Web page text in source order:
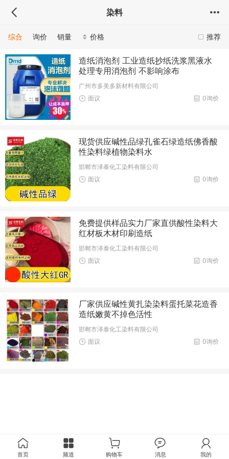
染料
推荐
综合 询价 销量 价格
造纸消泡剂 工业造纸抄纸洗浆黑液水
处理专用消泡剂 不影响涂布
广州市多美多新材料有限公司
0询价
面议
现货供应碱性品绿孔雀石绿造纸佛香酸
性染料绿植物染料水
邯郸市泽泰化工染料有限公司
0询价
面议
免费提供样品实力厂家直供酸性染料大
红材板木材印刷造纸
邯郸市泽泰化工染料有限公司
0询价
面议
厂家供应碱性黄扎染染料蛋托菜花造香
造纸嫩黄不掉色活性
邯郸市泽泰化工染料有限公司
0询价
面议
首页 频道 购物车 消息 我的